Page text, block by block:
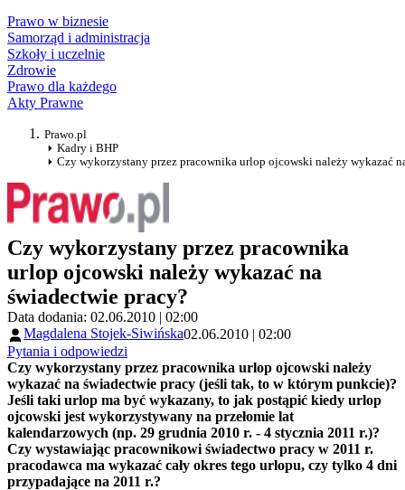
Prawo w biznesie
Samorząd i administracja
Szkoły i uczelnie
Zdrowie
Prawo dla każdego
Akty Prawne
Prawo.pl
Kadry i BHP
Czy wykorzystany przez pracownika urlop ojcowski należy wykazać
Czy wykorzystany przez pracownika
urlop ojcowski należy wykazać na
świadectwie pracy?
Data dodania: 02.06.2010 | 02:00
Magdalena Stojek-Siwińska02.06.2010 | 02:00
Pytania i odpowiedzi
Czy wykorzystany przez pracownika urlop ojcowski należy
wykazać na świadectwie pracy (jeśli tak, to w którym punkcie)?
Jeśli taki urlop ma być wykazany, to jak postąpić kiedy urlop
ojcowski jest wykorzystywany na przełomie lat
kalendarzowych (np. 29 grudnia 2010 r. - 4 stycznia 2011 r.)?
Czy wystawiając pracownikowi świadectwo pracy w 2011 r.
pracodawca ma wykazać cały okres tego urlopu, czy tylko 4 dni
przypadające na 2011 r.?